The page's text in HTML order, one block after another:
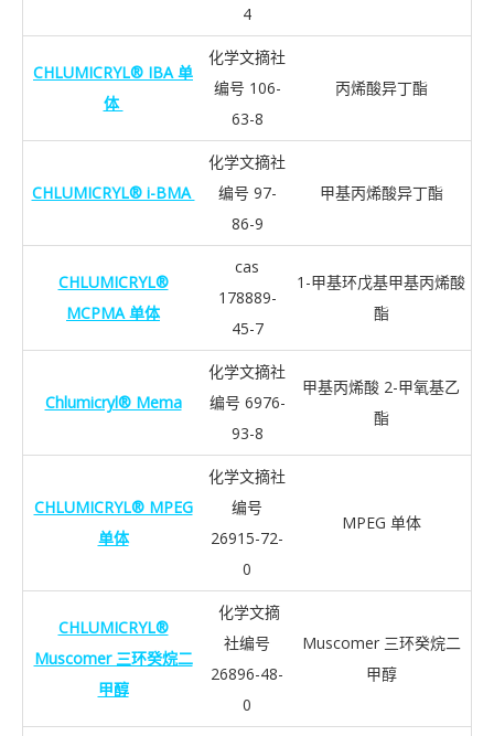
4
CHLUMICRYL® IBA 单
体
化学文摘社
编号 106-
63-8
丙烯酸异丁酯
CHLUMICRYL® i-BMA
化学文摘社
编号 97-
86-9
甲基丙烯酸异丁酯
CHLUMICRYL®
MCPMA 单体
cas
178889-
45-7
1-甲基环戊基甲基丙烯酸
酯
Chlumicryl® Mema
化学文摘社
编号 6976-
93-8
甲基丙烯酸 2-甲氧基乙
酯
CHLUMICRYL® MPEG
单体
化学文摘社
编号
26915-72-
0
MPEG 单体
CHLUMICRYL®
Muscomer 三环癸烷二
甲醇
化学文摘
社编号
26896-48-
0
Muscomer 三环癸烷二
甲醇